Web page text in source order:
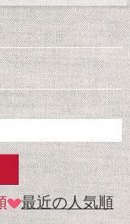
最近の人気順